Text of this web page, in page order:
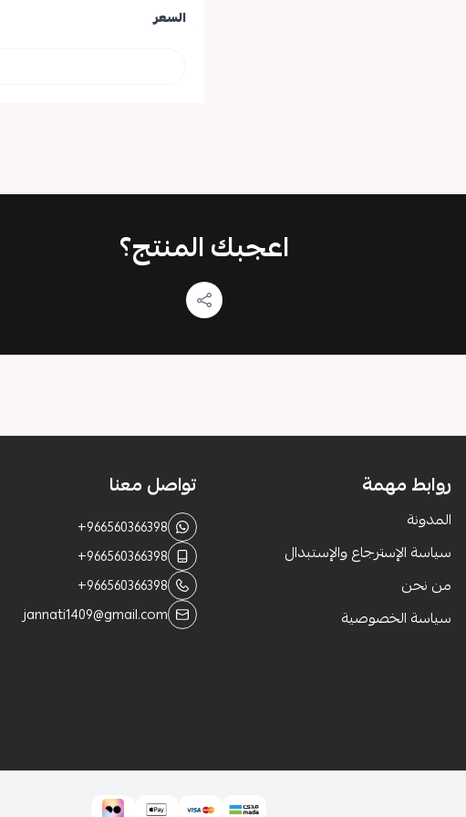
السعر
اعجبك المنتج؟
روابط مهمة
المدونة
سياسة الإسترجاع والإستبدال
من نحن
سياسة الخصوصية
تواصل معنا
+966560366398
+966560366398
+966560366398
jannati1409@gmail.com